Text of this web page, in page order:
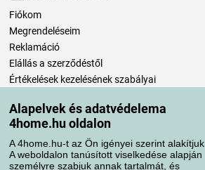
Alapelvek és adatvédelema
4home.hu oldalon
A 4home.hu-t az Ön igényei szerint alakítjuk.
A weboldalon tanúsított viselkedése alapján
személyre szabjuk annak tartalmát, és
Fiókom
Megrendeléseim
Reklamáció
Elállás a szerződéstől
Értékelések kezelésének szabályai
Szállítási módok
Fizetési módok